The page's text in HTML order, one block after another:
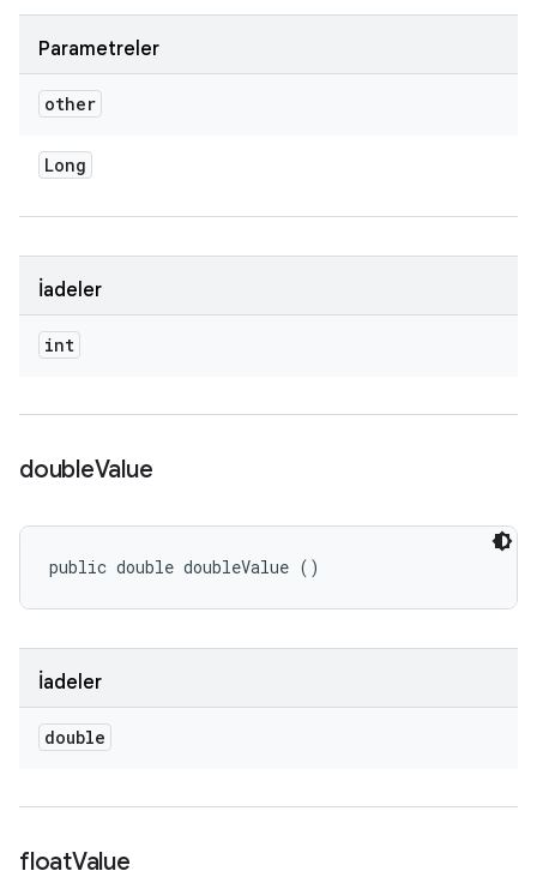
Parametreler
other
Long
İadeler
int
doubleValue
public double doubleValue ()
İadeler
double
floatValue